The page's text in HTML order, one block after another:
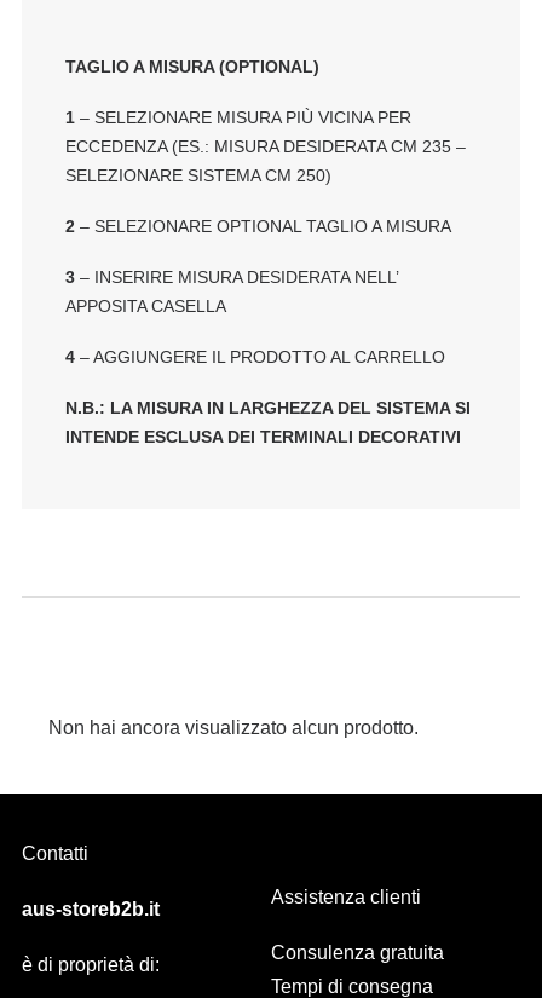
TAGLIO A MISURA (OPTIONAL)
1 – SELEZIONARE MISURA PIÙ VICINA PER
ECCEDENZA (ES.: MISURA DESIDERATA CM 235 –
SELEZIONARE SISTEMA CM 250)
2 – SELEZIONARE OPTIONAL TAGLIO A MISURA
3 – INSERIRE MISURA DESIDERATA NELL’
APPOSITA CASELLA
4 – AGGIUNGERE IL PRODOTTO AL CARRELLO
N.B.: LA MISURA IN LARGHEZZA DEL SISTEMA SI
INTENDE ESCLUSA DEI TERMINALI DECORATIVI
Non hai ancora visualizzato alcun prodotto.
Contatti
aus-storeb2b.it
è di proprietà di:
Assistenza clienti
Consulenza gratuita
Tempi di consegna